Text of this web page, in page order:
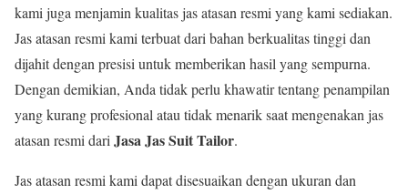
kami juga menjamin kualitas jas atasan resmi yang kami sediakan.
Jas atasan resmi kami terbuat dari bahan berkualitas tinggi dan
dijahit dengan presisi untuk memberikan hasil yang sempurna.
Dengan demikian, Anda tidak perlu khawatir tentang penampilan
yang kurang profesional atau tidak menarik saat mengenakan jas
atasan resmi dari Jasa Jas Suit Tailor.
Jas atasan resmi kami dapat disesuaikan dengan ukuran dan